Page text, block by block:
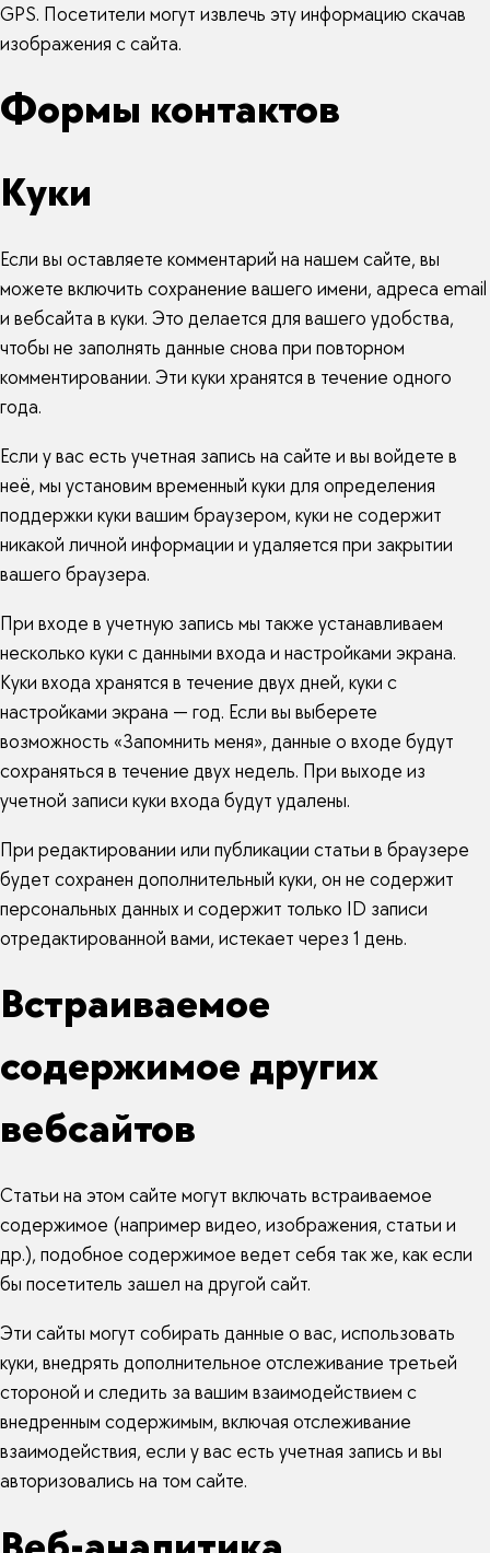
GPS. Посетители могут извлечь эту информацию скачав
изображения с сайта.
Формы контактов
Куки
Если вы оставляете комментарий на нашем сайте, вы
можете включить сохранение вашего имени, адреса email
и вебсайта в куки. Это делается для вашего удобства,
чтобы не заполнять данные снова при повторном
комментировании. Эти куки хранятся в течение одного
года.
Если у вас есть учетная запись на сайте и вы войдете в
неё, мы установим временный куки для определения
поддержки куки вашим браузером, куки не содержит
никакой личной информации и удаляется при закрытии
вашего браузера.
При входе в учетную запись мы также устанавливаем
несколько куки с данными входа и настройками экрана.
Куки входа хранятся в течение двух дней, куки с
настройками экрана — год. Если вы выберете
возможность «Запомнить меня», данные о входе будут
сохраняться в течение двух недель. При выходе из
учетной записи куки входа будут удалены.
При редактировании или публикации статьи в браузере
будет сохранен дополнительный куки, он не содержит
персональных данных и содержит только ID записи
отредактированной вами, истекает через 1 день.
Встраиваемое
содержимое других
вебсайтов
Статьи на этом сайте могут включать встраиваемое
содержимое (например видео, изображения, статьи и
др.), подобное содержимое ведет себя так же, как если
бы посетитель зашел на другой сайт.
Эти сайты могут собирать данные о вас, использовать
куки, внедрять дополнительное отслеживание третьей
стороной и следить за вашим взаимодействием с
внедренным содержимым, включая отслеживание
взаимодействия, если у вас есть учетная запись и вы
авторизовались на том сайте.